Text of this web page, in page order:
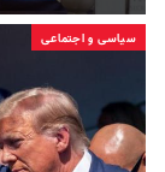
سیاسی و اجتماعی